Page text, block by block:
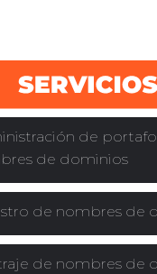
de
de dominios
de nombres de
de nombres de